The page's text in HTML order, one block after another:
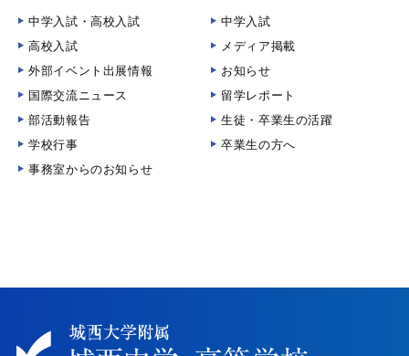
中学入試・高校入試
中学入試
高校入試
メディア掲載
外部イベント出展情報
お知らせ
国際交流ニュース
留学レポート
部活動報告
生徒・卒業生の活躍
学校行事
卒業生の方へ
事務室からのお知らせ